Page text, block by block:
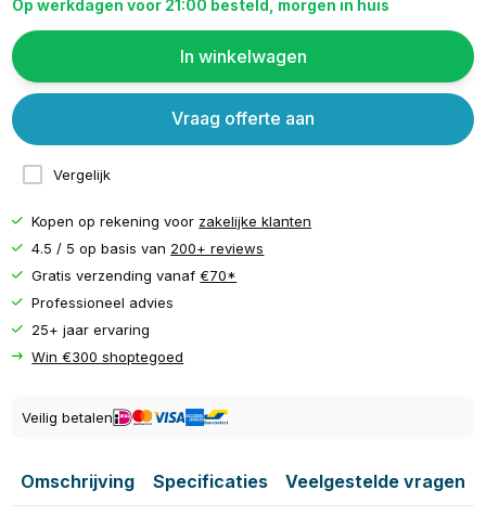
Op werkdagen voor 21:00 besteld, morgen in huis
In winkelwagen
Vergelijk
Vraag offerte aan
Kopen op rekening voor zakelijke klanten
4.5 / 5 op basis van 200+ reviews
Gratis verzending vanaf€70*
Professioneel advies
25+ jaar ervaring
Win €300 shoptegoed
Veilig betalen
Omschrijving Specificaties Veelgestelde vragen